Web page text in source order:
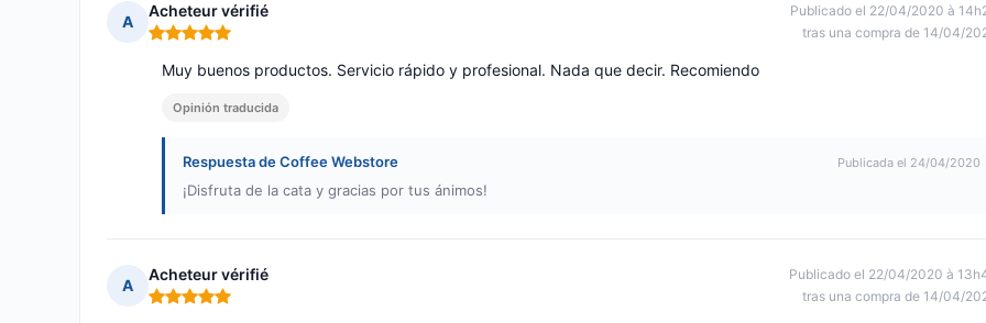
A
Acheteur vérifié
Nota: 5 de 5
Publicado el 22/04/2020 à
tras una compra de 14/04/
Muy buenos productos. Servicio rápido y profesional. Nada que decir. Recomiendo
Opinión traducida
Respuesta de Coffee Webstore Publicada el 24/04/2020
¡Disfruta de la cata y gracias por tus ánimos!
A
Acheteur vérifié
Nota: 5 de 5
Publicado el 22/04/2020 à
tras una compra de 14/04/